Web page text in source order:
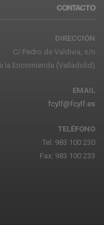
CONTACTO
DIRECCIÓN
C/ Pedro de Valdivia, s/n
la Encomienda (Valladolid)
EMAIL
fcylf@fcylf.es
TELÉFONO
Tel: 983 100 230
Fax: 983 100 233